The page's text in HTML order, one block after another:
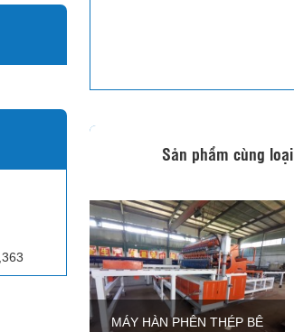
Sản phẩm cùng loại
MÁY HÀN PHÊN THÉP BÊ